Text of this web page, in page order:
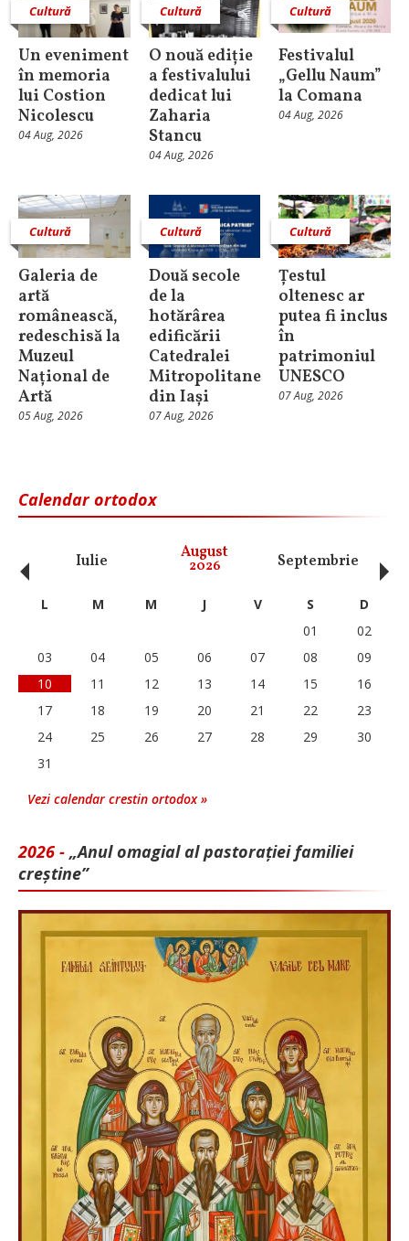
Cultură
Un eveniment
în memoria
lui Costion
Nicolescu
04 Aug, 2026
Cultură
O nouă ediție
a festivalului
dedicat lui
Zaharia
Stancu
04 Aug, 2026
Cultură
Festivalul
„Gellu Naum”
la Comana
04 Aug, 2026
Cultură
Galeria de
artă
românească,
redeschisă la
Muzeul
Național de
Artă
05 Aug, 2026
Cultură
Două secole
de la
hotărârea
edificării
Catedralei
Mitropolitane
din Iași
07 Aug, 2026
Cultură
Țestul
oltenesc ar
putea fi inclus
în
patrimoniul
UNESCO
07 Aug, 2026
Calendar ortodox
Iulie August
2026 Septembrie
‹ L M M J V S
D
01
02
03
04 05 06 07 08
09
10
11 12 13 14 15
16
17
18 19 20 21 22
23
24
25 26 27 28 29
30
31
Vezi calendar crestin ortodox »
2026 - „Anul omagial al pastorației familiei
creștine”